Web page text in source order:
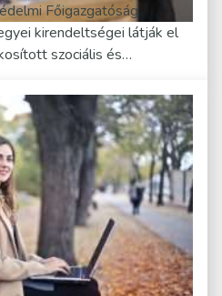
Főigazgatóság
kirendeltségei látják el
szociális és…